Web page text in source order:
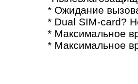
* Ожидание
* Dual SIM-card?
* Максимальное
* Максимальное